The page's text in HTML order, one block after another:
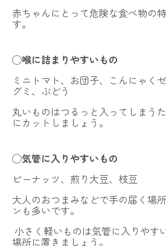
費用・ご利用の流
よくある質問
子育てコラム
お問い合わせ
運営会社 採用情報
赤ちゃんにとって危険な食べ物の
す。
◯喉に詰まりやすいもの
ミニトマト、お団子、こんにゃく
グミ、ぶどう
丸いものはつるっと入ってしまう
にカットしましょう。
◯気管に入りやすいもの
ピーナッツ、煎り大豆、枝豆
大人のおつまみなどで手の届く場
ンも多いです。
小さく軽いものは気管に入りやす
場所に置きましょう。